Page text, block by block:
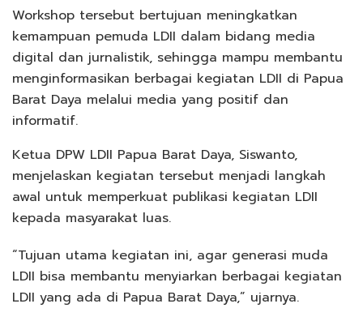
Workshop tersebut bertujuan meningkatkan
kemampuan pemuda LDII dalam bidang media
digital dan jurnalistik, sehingga mampu membantu
menginformasikan berbagai kegiatan LDII di Papua
Barat Daya melalui media yang positif dan
informatif.
Ketua DPW LDII Papua Barat Daya, Siswanto,
menjelaskan kegiatan tersebut menjadi langkah
awal untuk memperkuat publikasi kegiatan LDII
kepada masyarakat luas.
“Tujuan utama kegiatan ini, agar generasi muda
LDII bisa membantu menyiarkan berbagai kegiatan
LDII yang ada di Papua Barat Daya,” ujarnya.